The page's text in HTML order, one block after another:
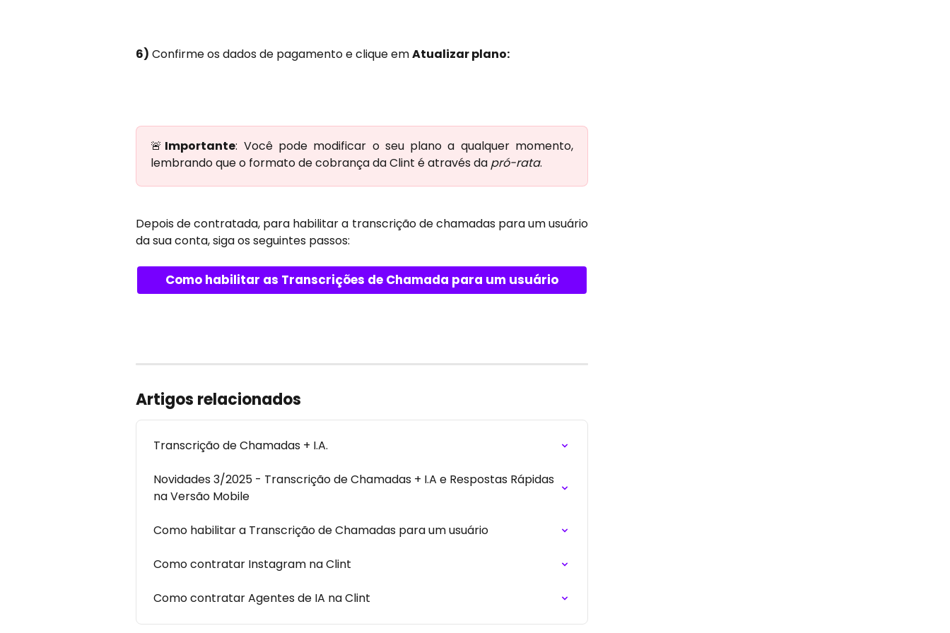
6) Confirme os dados de pagamento e clique em Atualizar plano:
🚨 Importante: Você pode modificar o seu plano a qualquer momento,
lembrando que o formato de cobrança da Clint é através da pró-rata.
Depois de contratada, para habilitar a transcrição de chamadas para um usuário
da sua conta, siga os seguintes passos:
Como habilitar as Transcrições de Chamada para um usuário
Artigos relacionados
Transcrição de Chamadas + I.A.
Novidades 3/2025 - Transcrição de Chamadas + I.A e Respostas Rápidas
na Versão Mobile
Como habilitar a Transcrição de Chamadas para um usuário
Como contratar Instagram na Clint
Como contratar Agentes de IA na Clint